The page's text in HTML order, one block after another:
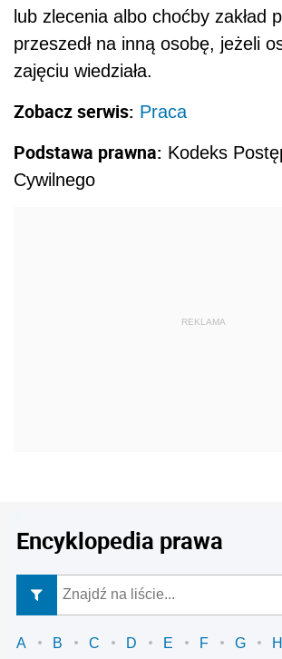
lub zlecenia albo choćby zakład
przeszedł na inną osobę, jeżeli
zajęciu wiedziała.
Zobacz serwis: Praca
Podstawa prawna: Kodeks
Cywilnego
REKLAMA
Encyklopedia prawa
A B C D E F G H